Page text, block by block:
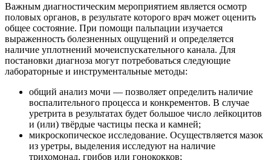
Важным диагностическим мероприятием является осмотр
половых органов, в результате которого врач может оценить
общее состояние. При помощи пальпации изучается
выраженность болезненных ощущений и определяется
наличие уплотнений мочеиспускательного канала. Для
постановки диагноза могут потребоваться следующие
лабораторные и инструментальные методы:
общий анализ мочи — позволяет определить наличие
воспалительного процесса и конкрементов. В случае
уретрита в результатах будет большое число лейкоцитов
и (или) твёрдые частицы песка и камней;
микроскопическое исследование. Осуществляется мазок
из уретры, выделения исследуют на наличие
трихомонад, грибов или гонококков;